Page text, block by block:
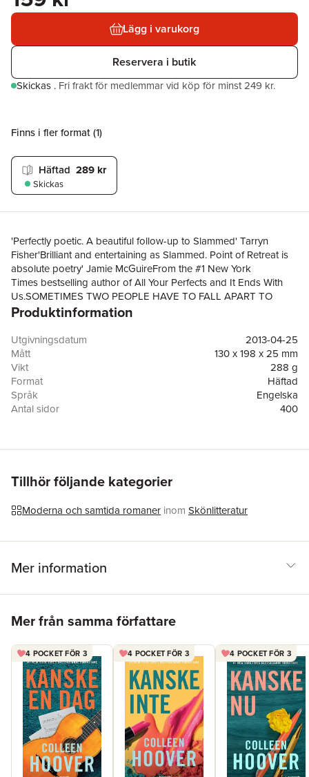
Lägg i varukorg
Reservera i butik
Skickas . Fri frakt för medlemmar vid köp för minst 249 kr.
Finns i fler format (1)
Häftad 289 kr
Skickas
'Perfectly poetic. A beautiful follow-up to Slammed' Tarryn
Fisher'Brilliant and entertaining as Slammed. Point of Retreat is
absolute poetry' Jamie McGuireFrom the #1 New York
Times bestselling author of All Your Perfects and It Ends With
Us.SOMETIMES TWO PEOPLE HAVE TO FALL APART TO
REALISE JUST HOW MUCH THEY BELONG TOGETHER.As
and unforeseen revelation about Will’s past leaves them
questioning everything that they thought they knew about each
other. With the foundation of their relationship at risk, they must
decide whether they are willing to fight for a future together, or
to retreat back into solitude and heartache.How far does Will
have to go to prove to Layken his love for her will last forever? It
will change not only their lives, but the lives of everyone around
Produktinformation
Utgivningsdatum
2013-04-25
Mått
130 x 198 x 25 mm
Vikt
288 g
Format
Häftad
Språk
Engelska
Antal sidor
400
Tillhör följande kategorier
Moderna och samtida romaner inom Skönlitteratur
Mer information
Mer från samma författare
4 POCKET FÖR 3 4 POCKET FÖR 3 4 POCKET FÖR 3